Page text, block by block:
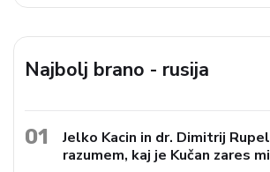
Najbolj brano - rusija
01
Jelko Kacin in dr. Dimitrij
razumem, kaj je Kučan zares